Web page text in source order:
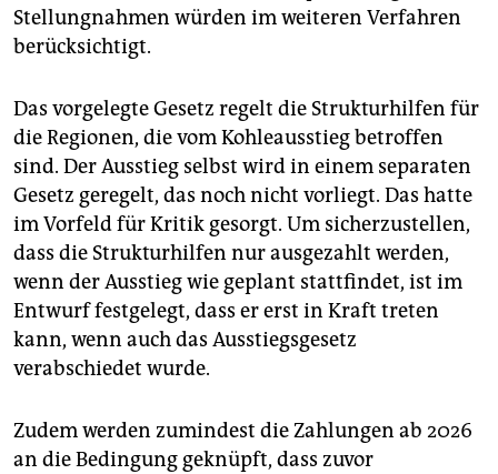
Stellungnahmen würden im weiteren Verfahren
berücksichtigt.
Das vorgelegte Gesetz regelt die Strukturhilfen für
die Regionen, die vom Kohleausstieg betroffen
sind. Der Ausstieg selbst wird in einem separaten
Gesetz geregelt, das noch nicht vorliegt. Das hatte
im Vorfeld für Kritik gesorgt. Um sicherzustellen,
dass die Strukturhilfen nur ausgezahlt werden,
wenn der Ausstieg wie geplant stattfindet, ist im
Entwurf festgelegt, dass er erst in Kraft treten
kann, wenn auch das Ausstiegsgesetz
verabschiedet wurde.
Zudem werden zumindest die Zahlungen ab 2026
an die Bedingung geknüpft, dass zuvor